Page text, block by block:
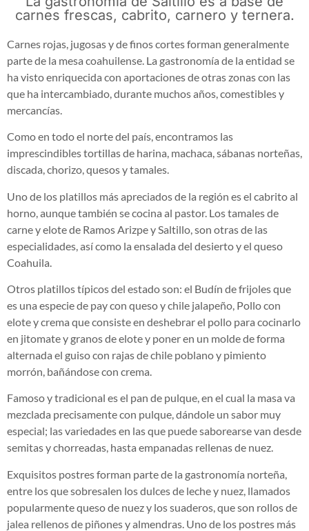
carnes frescas, cabrito, carnero y ternera.
Carnes rojas, jugosas y de finos cortes forman generalmente
parte de la mesa coahuilense. La gastronomía de la entidad se
ha visto enriquecida con aportaciones de otras zonas con las
que ha intercambiado, durante muchos años, comestibles y
mercancías.
Como en todo el norte del país, encontramos las
imprescindibles tortillas de harina, machaca, sábanas norteñas,
discada, chorizo, quesos y tamales.
Uno de los platillos más apreciados de la región es el cabrito al
horno, aunque también se cocina al pastor. Los tamales de
carne y elote de Ramos Arizpe y Saltillo, son otras de las
especialidades, así como la ensalada del desierto y el queso
Coahuila.
Otros platillos típicos del estado son: el Budín de frijoles que
es una especie de pay con queso y chile jalapeño, Pollo con
elote y crema que consiste en deshebrar el pollo para cocinarlo
en jitomate y granos de elote y poner en un molde de forma
alternada el guiso con rajas de chile poblano y pimiento
morrón, bañándose con crema.
Famoso y tradicional es el pan de pulque, en el cual la masa va
mezclada precisamente con pulque, dándole un sabor muy
especial; las variedades en las que puede saborearse van desde
semitas y chorreadas, hasta empanadas rellenas de nuez.
Exquisitos postres forman parte de la gastronomía norteña,
entre los que sobresalen los dulces de leche y nuez, llamados
popularmente queso de nuez y los suaderos, que son rollos de
jalea rellenos de piñones y almendras. Uno de los postres más